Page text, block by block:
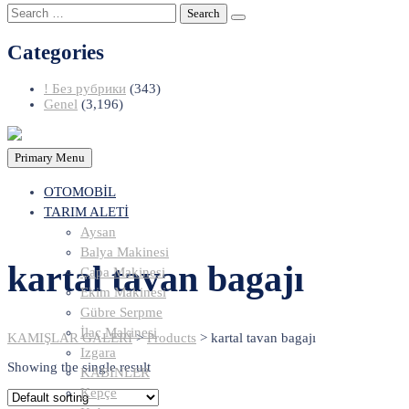
Search
for:
Categories
! Без рубрики (343)
Genel (3,196)
Primary Menu
OTOMOBİL
TARIM ALETİ
Aysan
Balya Makinesi
Çapa Makinesi
Ekim Makinesi
Gübre Serpme
İlaç Makinesi
Izgara
KABİNLER
Kepçe
kartal tavan bagajı
KAMIŞLAR GALERİ>Products > kartal tavan bagajı
Showing the single result